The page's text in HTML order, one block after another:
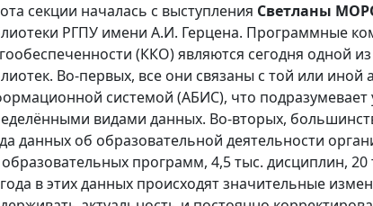
секции началась с выступления Светланы
РГПУ имени А.И. Герцена. Программные
(ККО) являются сегодня одной
Во-первых, все они связаны с той или
системой (АБИС), что подразумевает
видами данных. Во-вторых,
данных об образовательной деятельности
программ, 4,5 тыс. дисциплин,
в этих данных происходят значительные